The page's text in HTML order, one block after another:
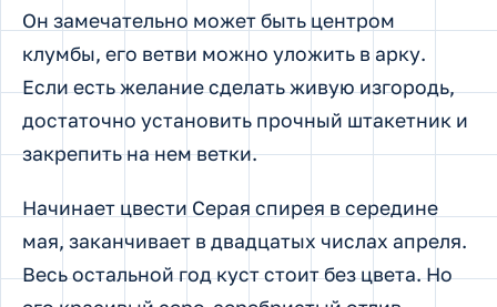
Он замечательно может быть центром
клумбы, его ветви можно уложить в арку.
Если есть желание сделать живую изгородь,
достаточно установить прочный штакетник и
закрепить на нем ветки.
Начинает цвести Серая спирея в середине
мая, заканчивает в двадцатых числах апреля.
Весь остальной год куст стоит без цвета. Но